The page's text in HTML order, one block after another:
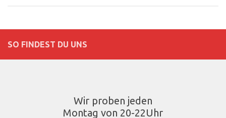
SO FINDEST DU UNS
Wir proben jeden
Montag von 20-22Uhr